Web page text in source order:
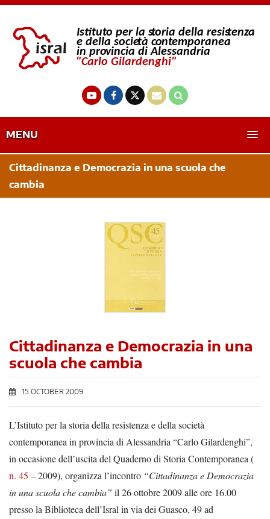
MENU
Cittadinanza e Democrazia in una scuola che
cambia
Cittadinanza e Democrazia in una
scuola che cambia
15 OCTOBER 2009
L’Istituto per la storia della resistenza e della società
contemporanea in provincia di Alessandria “Carlo Gilardenghi”,
in occasione dell’uscita del Quaderno di Storia Contemporanea (
n. 45 – 2009), organizza l’incontro “Cittadinanza e Democrazia
in una scuola che cambia” il 26 ottobre 2009 alle ore 16.00
presso la Biblioteca dell’Isral in via dei Guasco, 49 ad